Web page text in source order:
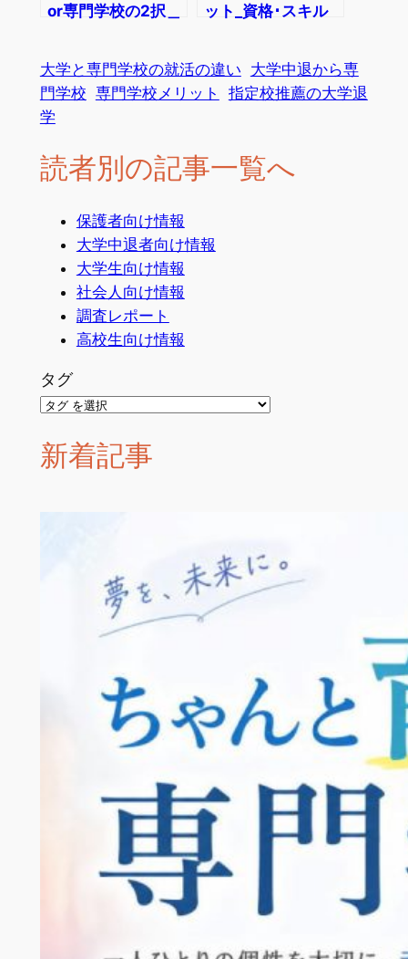
or専門学校の2択＿
ット_資格･スキル
大学と専門学校の就活の違い 大学中退から専
門学校 専門学校メリット
指定校推薦の大学退
学
読者別の記事一覧へ
保護者向け情報
大学中退者向け情報
大学生向け情報
社会人向け情報
調査レポート
高校生向け情報
タグ
新着記事